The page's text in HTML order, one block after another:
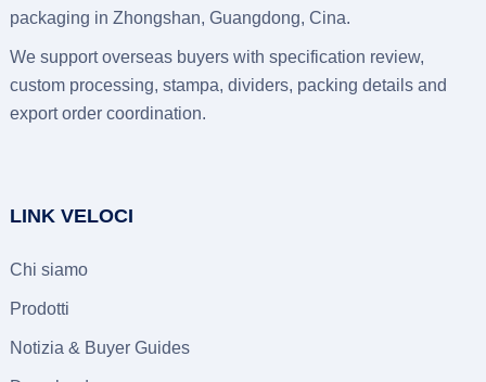
packaging in Zhongshan, Guangdong, Cina.
We support overseas buyers with specification review,
custom processing, stampa, dividers, packing details and
export order coordination.
LINK VELOCI
Chi siamo
Prodotti
Notizia & Buyer Guides